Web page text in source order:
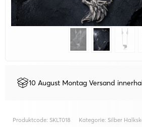
10 August Montag Versand
Produktcode: SKLT018 Kategorie: Silber